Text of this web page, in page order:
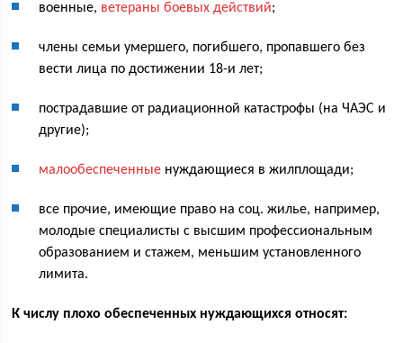
военные, ветераны боевых действий;
члены семьи умершего, погибшего, пропавшего без
вести лица по достижении 18-и лет;
пострадавшие от радиационной катастрофы (на ЧАЭС и
другие);
малообеспеченные нуждающиеся в жилплощади;
все прочие, имеющие право на соц. жилье, например,
молодые специалисты с высшим профессиональным
образованием и стажем, меньшим установленного
лимита.
К числу плохо обеспеченных нуждающихся относят: